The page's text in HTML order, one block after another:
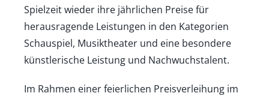
Spielzeit wieder ihre jährlichen Preise für
herausragende Leistungen in den Kategorien
Schauspiel, Musiktheater und eine besondere
künstlerische Leistung und Nachwuchstalent.
Im Rahmen einer feierlichen Preisverleihung im